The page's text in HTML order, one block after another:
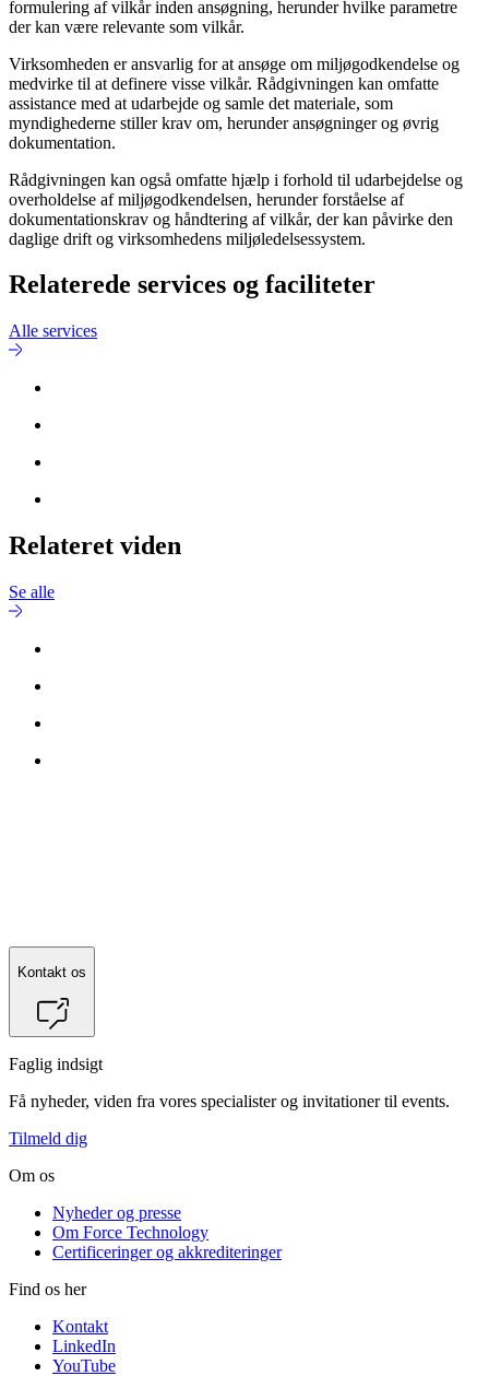
formulering af vilkår inden ansøgning, herunder hvilke parametre
der kan være relevante som vilkår.
Virksomheden er ansvarlig for at ansøge om miljøgodkendelse og
medvirke til at definere visse vilkår. Rådgivningen kan omfatte
assistance med at udarbejde og samle det materiale, som
myndighederne stiller krav om, herunder ansøgninger og øvrig
dokumentation.
Rådgivningen kan også omfatte hjælp i forhold til udarbejdelse og
overholdelse af miljøgodkendelsen, herunder forståelse af
dokumentationskrav og håndtering af vilkår, der kan påvirke den
daglige drift og virksomhedens miljøledelsessystem.
Relaterede services og faciliteter
Alle services
Relateret viden
Se alle
Kontakt os
Faglig indsigt
Få nyheder, viden fra vores specialister og invitationer til events.
Tilmeld dig
Om os
Nyheder og presse
Om Force Technology
Certificeringer og akkrediteringer
Find os her
Kontakt
LinkedIn
YouTube